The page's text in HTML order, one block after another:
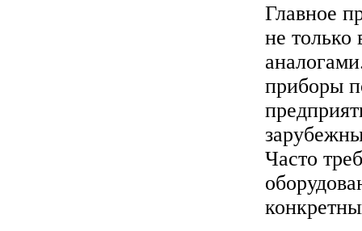
Главное
не только
приборы
Часто